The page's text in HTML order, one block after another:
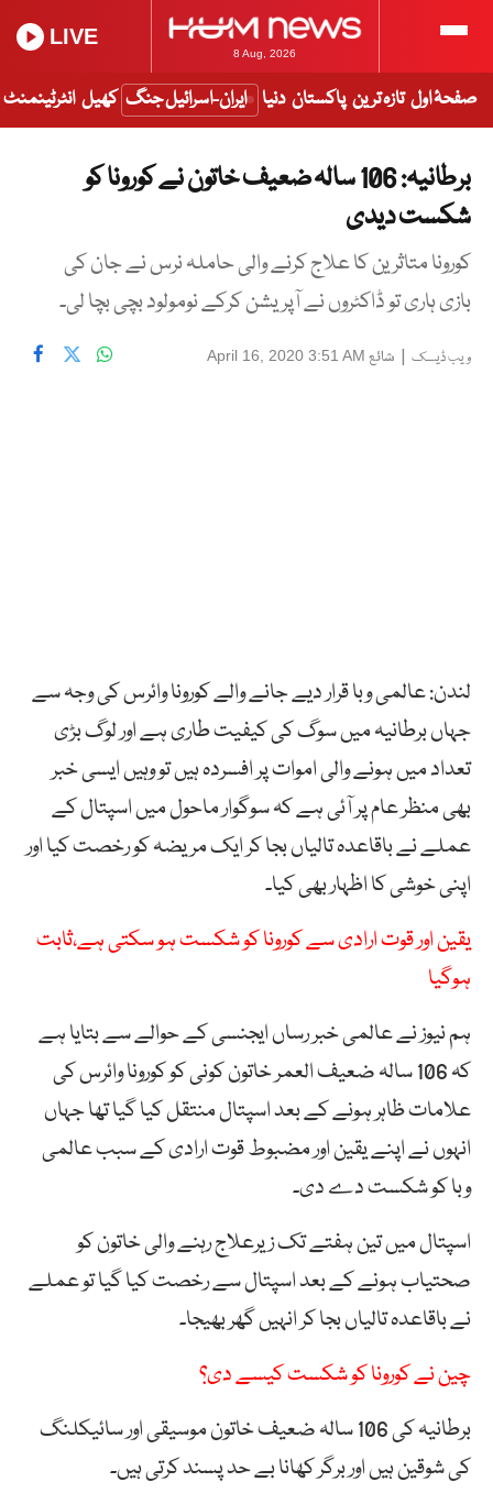
8 Aug, 2026
LIVE
صفحۂ اول تازہ ترین پاکستان دنیا ایران-اسرائیل جنگ کھیل انٹرٹینمنٹ
برطانیہ: 106 سالہ ضعیف خاتون نے کورونا کو
شکست دیدی
کورونا متاثرین کا علاج کرنے والی حاملہ نرس نے جان کی
بازی ہاری تو ڈاکٹروں نے آپریشن کرکے نومولود بچی بچا لی۔
ویب ڈیسک | شائع April 16, 2020 3:51 AM
لندن: عالمی وبا قرار دیے جانے والے کورونا وائرس کی وجہ سے
جہاں برطانیہ میں سوگ کی کیفیت طاری ہے اور لوگ بڑی
تعداد میں ہونے والی اموات پر افسردہ ہیں تو وہیں ایسی خبر
بھی منظر عام پر آئی ہے کہ سوگوار ماحول میں اسپتال کے
عملے نے باقاعدہ تالیاں بجا کر ایک مریضہ کو رخصت کیا اور
اپنی خوشی کا اظہار بھی کیا۔
یقین اور قوت ارادی سے کورونا کو شکست ہو سکتی ہے،ثابت
ہوگیا
ہم نیوز نے عالمی خبر رساں ایجنسی کے حوالے سے بتایا ہے
کہ 106 سالہ ضعیف العمر خاتون کونی کو کورونا وائرس کی
علامات ظاہر ہونے کے بعد اسپتال منتقل کیا گیا تھا جہاں
انہوں نے اپنے یقین اور مضبوط قوت ارادی کے سبب عالمی
وبا کو شکست دے دی۔
اسپتال میں تین ہفتے تک زیرعلاج رہنے والی خاتون کو
صحتیاب ہونے کے بعد اسپتال سے رخصت کیا گیا تو عملے
نے باقاعدہ تالیاں بجا کر انہیں گھر بھیجا۔
چین نے کورونا کو شکست کیسے دی؟
برطانیہ کی 106 سالہ ضعیف خاتون موسیقی اور سائیکلنگ
کی شوقین ہیں اور برگر کھانا بے حد پسند کرتی ہیں۔